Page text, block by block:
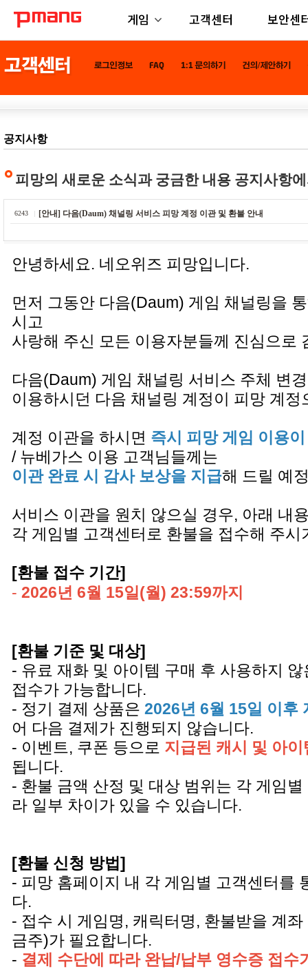
게임 고객센터 보안센
공지사항
피망의 새로운 소식과 궁금한 내용 공지사항
6243 [안내] 다음(Daum) 채널링 서비스 피망 계정 이관 및 환불 안내
안녕하세요. 네오위즈 피망입니다.
먼저 그동안 다음(Daum) 게임 채널링을
시고
사랑해 주신 모든 이용자분들께 진심으로
다음(Daum) 게임 채널링 서비스 주체 변
이용하시던 다음 채널링 계정이 피망 계
계정 이관을 하시면 즉시 피망 게임 이용
/ 뉴베가스 이용 고객님들께는
이관 완료 시 감사 보상을 지급해 드릴 예
서비스 이관을 원치 않으실 경우, 아래 내
각 게임별 고객센터로 환불을 접수해 주시
[환불 접수 기간]
- 2026년 6월 15일(월) 23:59까지
[환불 기준 및 대상]
- 유료 재화 및 아이템 구매 후 사용하지
접수가 가능합니다.
- 정기 결제 상품은 2026년 6월 15일 이후
어 다음 결제가 진행되지 않습니다.
- 이벤트, 쿠폰 등으로 지급된 캐시 및 아
됩니다.
- 환불 금액 산정 및 대상 범위는 각 게임
라 일부 차이가 있을 수 있습니다.
[환불 신청 방법]
- 피망 홈페이지 내 각 게임별 고객센터를
다.
- 접수 시 게임명, 캐릭터명, 환불받을 계
금주)가 필요합니다.
- 결제 수단에 따라 완납/납부 영수증 접수